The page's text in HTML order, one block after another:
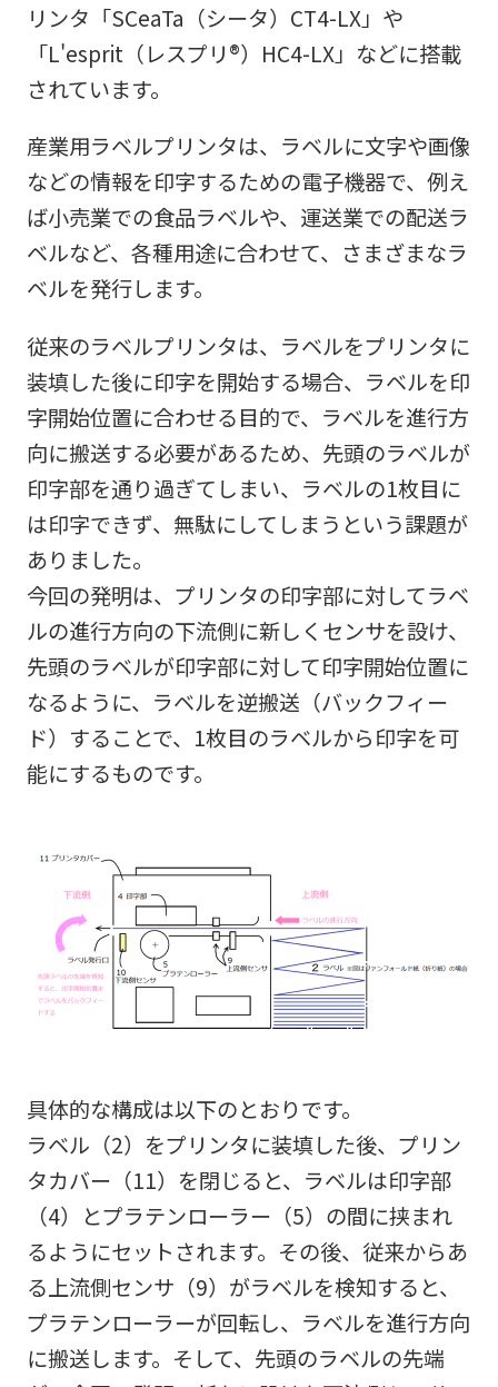
リンタ「SCeaTa（シータ）CT4-LX」や
「L'esprit（レスプリ®）HC4-LX」などに搭載
されています。
産業用ラベルプリンタは、ラベルに文字や画像
などの情報を印字するための電子機器で、例え
ば小売業での食品ラベルや、運送業での配送ラ
ベルなど、各種用途に合わせて、さまざまなラ
ベルを発行します。
従来のラベルプリンタは、ラベルをプリンタに
装填した後に印字を開始する場合、ラベルを印
字開始位置に合わせる目的で、ラベルを進行方
向に搬送する必要があるため、先頭のラベルが
印字部を通り過ぎてしまい、ラベルの1枚目に
は印字できず、無駄にしてしまうという課題が
ありました。
今回の発明は、プリンタの印字部に対してラベ
ルの進行方向の下流側に新しくセンサを設け、
先頭のラベルが印字部に対して印字開始位置に
なるように、ラベルを逆搬送（バックフィー
ド）することで、1枚目のラベルから印字を可
能にするものです。
具体的な構成は以下のとおりです。
ラベル（2）をプリンタに装填した後、プリン
タカバー（11）を閉じると、ラベルは印字部
（4）とプラテンローラー（5）の間に挟まれ
るようにセットされます。その後、従来からあ
る上流側センサ（9）がラベルを検知すると、
プラテンローラーが回転し、ラベルを進行方向
に搬送します。そして、先頭のラベルの先端